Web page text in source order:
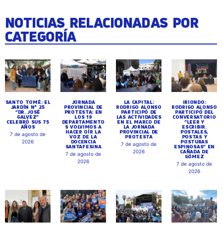
NOTICIAS RELACIONADAS POR
CATEGORÍA
SANTO TOMÉ: EL
JARDÍN N° 25
“DR. JOSÉ
GALVEZ”
CELEBRÓ SUS 75
AÑOS
7 de agosto de
2026
JORNADA
PROVINCIAL DE
PROTESTA: EN
LOS 19
DEPARTAMENTO
S VOLVIMOS A
HACER OÍR LA
VOZ DE LA
DOCENCIA
SANTAFESINA
7 de agosto de
2026
LA CAPITAL:
RODRIGO ALONSO
PARTICIPÓ DE
LAS ACTIVIDADES
EN EL MARCO DE
LA JORNADA
PROVINCIAL DE
PROTESTA
7 de agosto de
2026
IRIONDO:
RODRIGO ALONSO
PARTICIPÓ DEL
CONVERSATORIO
“LEER Y
ESCRIBIR.
POSTALES,
POSTAS Y
POSTURAS
ESPINOSAS” EN
CAÑADA DE
GÓMEZ
7 de agosto de
2026